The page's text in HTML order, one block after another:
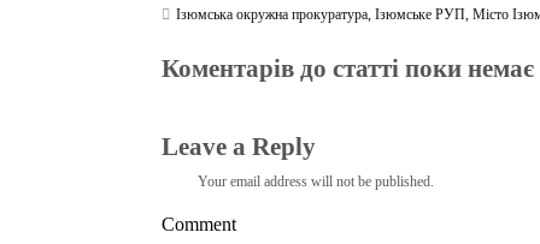
Ізюмська окружна прокуратура,Ізюмське РУП,Місто
Коментарів до статті поки немає
Leave a Reply
Your email address will not be published.
Comment